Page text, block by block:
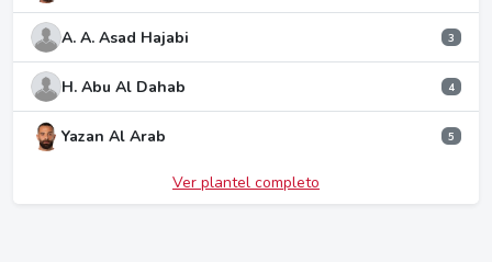
A. A. Asad Hajabi 3
H. Abu Al Dahab 4
Yazan Al Arab 5
Ver plantel completo